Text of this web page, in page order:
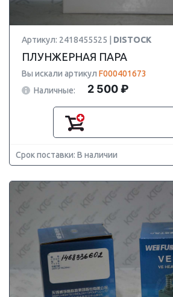
Артикул: 2418455525 | DISTOCK
ПЛУНЖЕРНАЯ ПАРА
Вы искали артикул F000401673
Наличные:
2 500 ₽
Срок поставки: В наличии